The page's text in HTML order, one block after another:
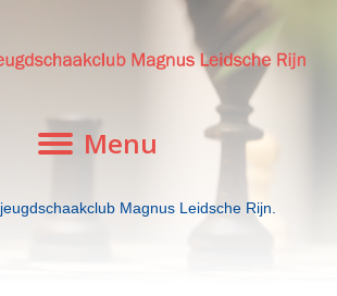
Menu
Magnus Leidsche Rijn.